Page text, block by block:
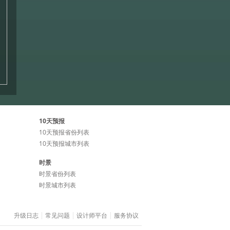
10天预报
10天预报省份列表
10天预报城市列表
时景
时景省份列表
时景城市列表
升级日志 常见问题 设计师平台 服务协议